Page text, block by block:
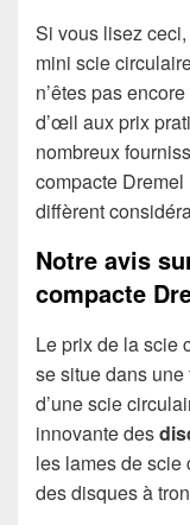
Si vous lisez
mini scie
n’êtes pas
d’œil aux prix
nombreux
compacte
diffèrent
Notre avis
compacte
Le prix de la scie
se situe dans
d’une scie
innovante des
les lames de
des disques à